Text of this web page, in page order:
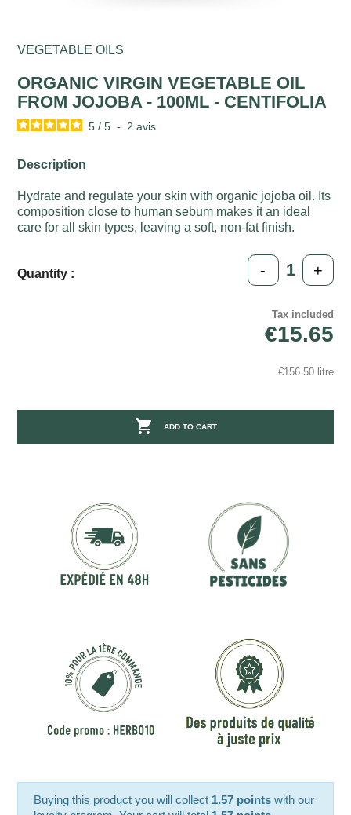
VEGETABLE OILS
ORGANIC VIRGIN VEGETABLE OIL
FROM JOJOBA - 100ML - CENTIFOLIA
5 / 5 - 2avis
Description
Hydrate and regulate your skin with organic jojoba oil. Its
composition close to human sebum makes it an ideal
care for all skin types, leaving a soft, non-fat finish.
Quantity : - +
Tax included
€15.65
€156.50 litre
 ADD TO CART
Buying this product you will collect 1.57 points with our